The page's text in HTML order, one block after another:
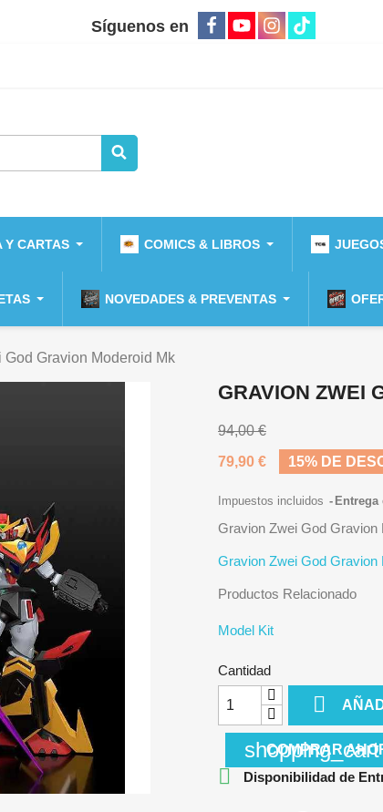
Síguenos en
Y CARTAS COMICS & LIBROS
NOVEDADES & PREVENTAS
God Gravion Moderoid Mk
GRAVION ZWEI
94,00 €
79,90 €
15% DE
Impuestos incluidos Entrega
Gravion Zwei God Gravion
Gravion Zwei God Gravion
Productos Relacionado
Model Kit
Cantidad

shopping_cart
COMPRAR
 Disponibilidad de